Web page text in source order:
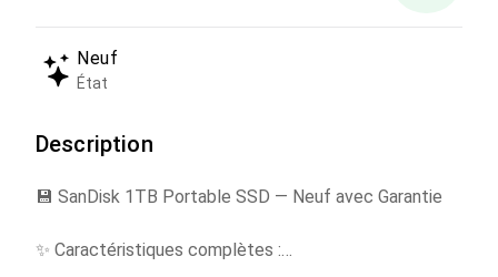
Neuf
État
Description
💾 SanDisk 1TB Portable SSD — Neuf avec Garantie
✨ Caractéristiques complètes :